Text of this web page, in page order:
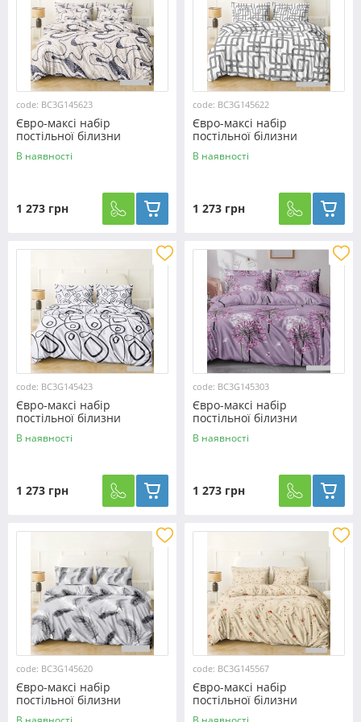
code: BC3G145623
Євро-максі набір
постільної білизни
200*220 із Бязі "Gold" з
простирадлом на резинці
В наявності
1 273 грн
code: BC3G145622
Євро-максі набір
постільної білизни
200*220 із Бязі "Gold" з
простирадлом на резинці
В наявності
1 273 грн
code: BC3G145423
Євро-максі набір
постільної білизни
200*220 із Бязі "Gold" з
простирадлом на резинці
В наявності
1 273 грн
code: BC3G145303
Євро-максі набір
постільної білизни
200*220 із Бязі "Gold" з
простирадлом на резинці
В наявності
1 273 грн
code: BC3G145620
Євро-максі набір
постільної білизни
200*220 із Бязі "Gold" з
code: BC3G145567
Євро-максі набір
постільної білизни
200*220 із Бязі "Gold" з